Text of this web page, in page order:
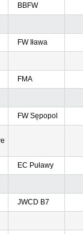
BBFW
FW Iława
FMA
FW Sępopol
EC Puławy
JWCD B7